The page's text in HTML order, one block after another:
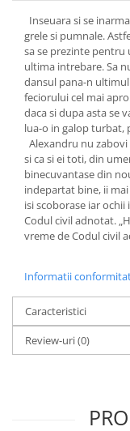
Inseuara si se
grele si pumnale.
sa se prezinte
ultima intrebare. Sa
dansul pana-n
feciorului cel mai
daca si dupa asta se
lua-o in galop turbat,
Alexandru nu zabovi
si ca si ei toti, din
binecuvantase din
indepartat bine, ii mai
isi scoborase iar
Codul civil adnotat.
vreme de Codul civil
Informatii
Caracteristici
Review-uri(0)